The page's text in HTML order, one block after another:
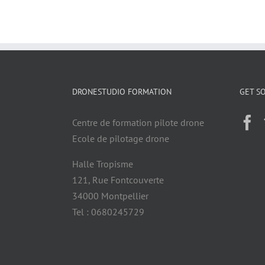
DRONESTUDIO FORMATION
Centre de formation pilote drone
Ecole de pilotage drone
Halle Tropisme
121, Rue Fontcouverte
34000 Montpellier
Tel : 0680245729
GET